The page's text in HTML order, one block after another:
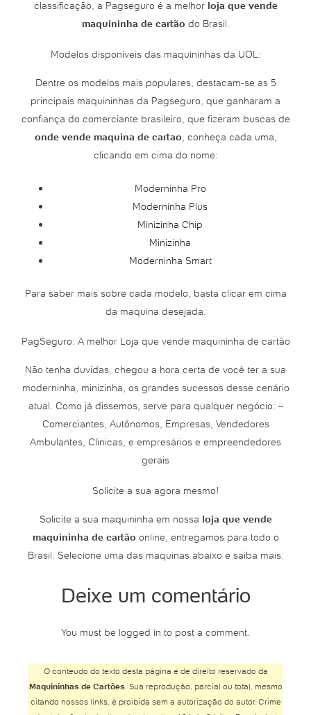
classificação, a Pagseguro é a melhorloja que vende
maquininha de cartão do Brasil.
Modelos disponíveis das maquininhas da UOL:
Dentre os modelos mais populares, destacam-se as 5
principais maquininhas da Pagseguro, que ganharam a
confiança do comerciante brasileiro, que fizeram buscas de
onde vende maquina de cartao, conheça cada uma,
clicando em cima do nome:
Moderninha Pro
Moderninha Plus
Minizinha Chip
Minizinha
Moderninha Smart
Para saber mais sobre cada modelo, basta clicar em cima
da maquina desejada.
PagSeguro: A melhor Loja que vende maquininha de cartão
Não tenha duvidas, chegou a hora certa de você ter a sua
moderninha, minizinha, os grandes sucessos desse cenário
atual. Como já dissemos, serve para qualquer negócio: –
Comerciantes, Autônomos, Empresas, Vendedores
Ambulantes, Clinicas, e empresários e empreendedores
gerais
Solicite a sua agora mesmo!
Solicite a sua maquininha em nossa loja que vende
maquininha de cartão online, entregamos para todo o
Brasil. Selecione uma das maquinas abaixo e saiba mais.
Deixe um comentário
You must be logged in to post a comment.
O conteúdo do texto desta página é de direito reservado da
Maquininhas de Cartões. Sua reprodução, parcial ou total, mesmo
citando nossos links, é proibida sem a autorização do autor. Crime